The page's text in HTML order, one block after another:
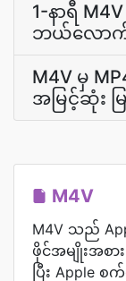
1-နာရီ
ဘယ်လော
M4V မှ
အမြင့်ဆုံး
M4V
M4V သည်
ဖိုင်အမျိုးအစ
ပြီး Apple